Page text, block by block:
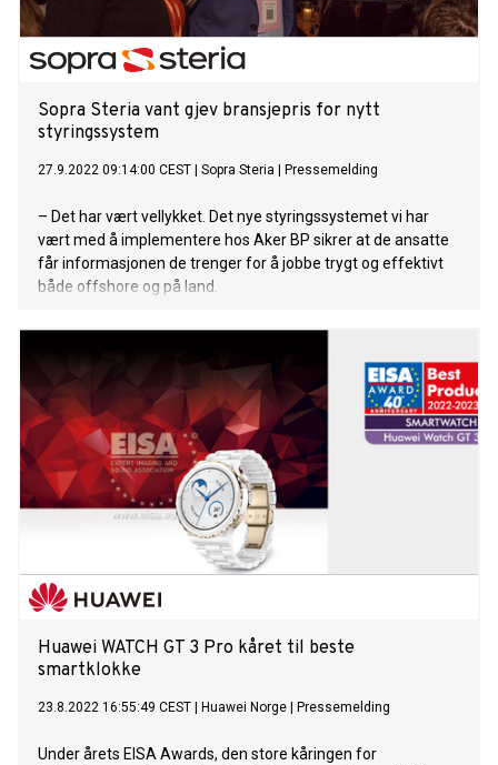
Sopra Steria vant gjev bransjepris for nytt
styringssystem
27.9.2022 09:14:00 CEST Sopra Steria Pressemelding
– Det har vært vellykket. Det nye styringssystemet vi har
vært med å implementere hos Aker BP sikrer at de ansatte
får informasjonen de trenger for å jobbe trygt og effektivt
både offshore og på land.
Huawei WATCH GT 3 Pro kåret til beste
smartklokke
23.8.2022 16:55:49 CEST Huawei Norge Pressemelding
Under årets EISA Awards, den store kåringen for